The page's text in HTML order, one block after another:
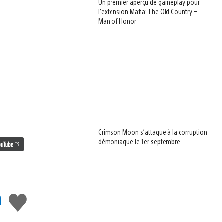
J'aime
Un premier aperçu de gameplay pour
l’extension Mafia: The Old Country –
Man of Honor
Crimson Moon s’attaque à la corruption
démoniaque le 1er septembre